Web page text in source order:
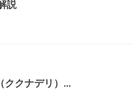
説
ククナデリ）...